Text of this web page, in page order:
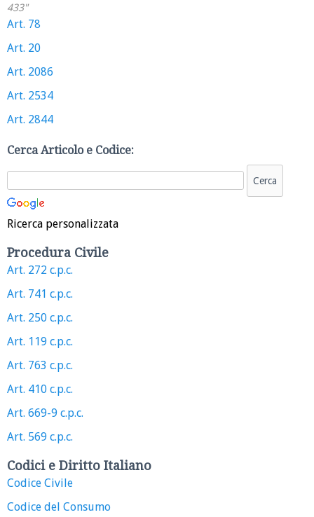
433"
Art. 78
Art. 20
Art. 2086
Art. 2534
Art. 2844
Cerca Articolo e Codice:
Ricerca personalizzata
Procedura Civile
Art. 272 c.p.c.
Art. 741 c.p.c.
Art. 250 c.p.c.
Art. 119 c.p.c.
Art. 763 c.p.c.
Art. 410 c.p.c.
Art. 669-9 c.p.c.
Art. 569 c.p.c.
Codici e Diritto Italiano
Codice Civile
Codice del Consumo